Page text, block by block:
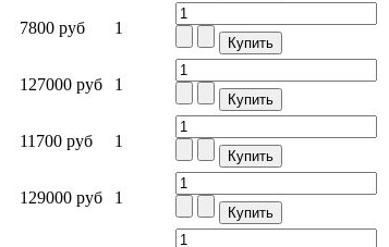
7800 руб 1
127000 руб 1
11700 руб 1
129000 руб 1